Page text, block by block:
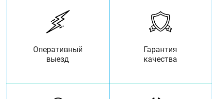
Оперативный
выезд
Гарантия
качества